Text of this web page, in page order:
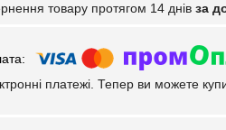
товару протягом 14 днів за
платежі. Тепер ви можете